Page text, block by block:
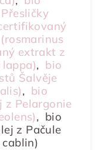
extrakt z
, bio
Šalvěje
, bio
z Pelargonie
, bio
z Pačule